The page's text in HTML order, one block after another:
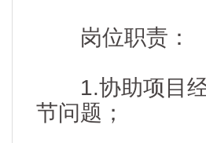
岗位职责：
1.协助项目经
节问题；